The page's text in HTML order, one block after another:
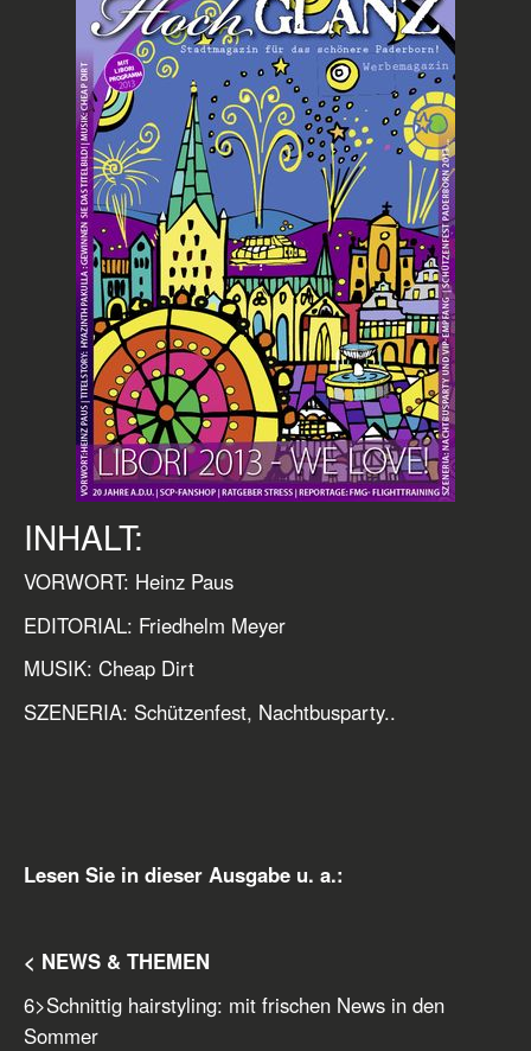
INHALT:
VORWORT: Heinz Paus
EDITORIAL: Friedhelm Meyer
MUSIK: Cheap Dirt
SZENERIA: Schützenfest, Nachtbusparty..
Lesen Sie in dieser Ausgabe u. a.:
< NEWS & THEMEN
6>Schnittig hairstyling: mit frischen News in den
Sommer